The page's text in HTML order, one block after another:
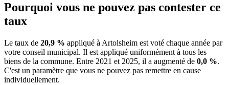
Pourquoi vous ne pouvez pas contester ce
taux
Le taux de 20,9 % appliqué à Artolsheim est voté chaque année par
votre conseil municipal. Il est appliqué uniformément à tous les
biens de la commune. Entre 2021 et 2025, il a augmenté de 0,0 %.
C'est un paramètre que vous ne pouvez pas remettre en cause
individuellement.